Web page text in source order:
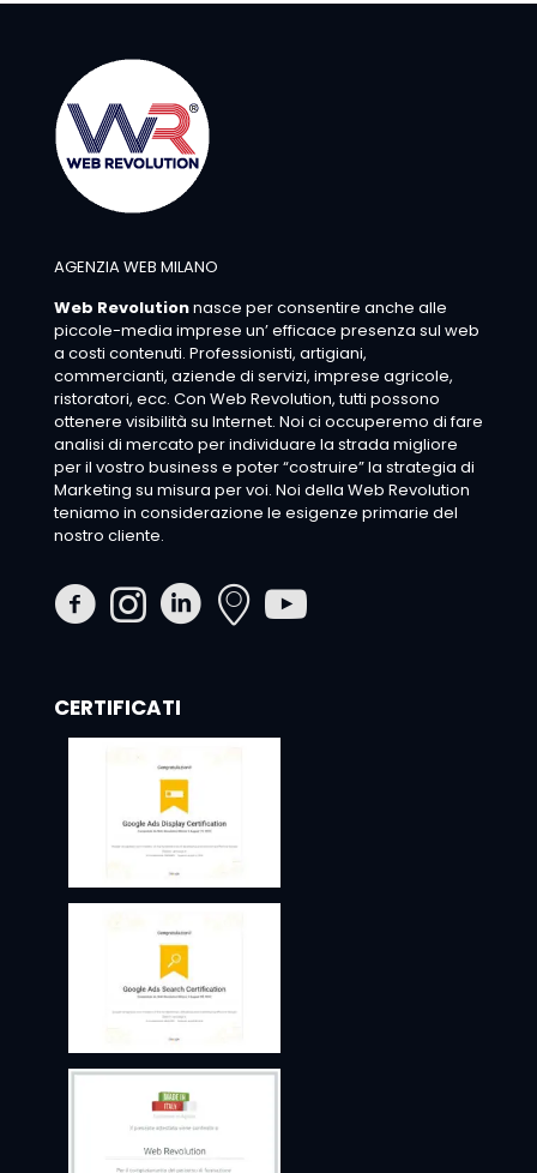
AGENZIA WEB MILANO
Web Revolutionnasce per consentire anche alle
piccole-media imprese un’ efficace presenza sul web
a costi contenuti. Professionisti, artigiani,
commercianti, aziende di servizi, imprese agricole,
ristoratori, ecc. Con Web Revolution, tutti possono
ottenere visibilità su Internet. Noi ci occuperemo di fare
analisi di mercato per individuare la strada migliore
per il vostro business e poter “costruire” la strategia di
Marketing su misura per voi. Noi della Web Revolution
teniamo in considerazione le esigenze primarie del
nostro cliente.
CERTIFICATI